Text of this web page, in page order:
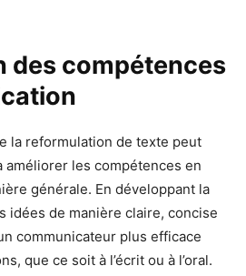
des compétences
la reformulation de texte peut
les compétences en
générale. En développant la
idées de manière claire, concise
communicateur plus efficace
que ce soit à l’écrit ou à l’oral.